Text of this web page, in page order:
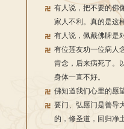
有人说，把不要的佛
家人不利。真的是这
有人说，佩戴佛牌是
有位莲友劝一位病人
肯念，后来病死了。
身体一直不好。
佛知道我们心里的愿
要门、弘愿门是善导
的，修圣道，回归净